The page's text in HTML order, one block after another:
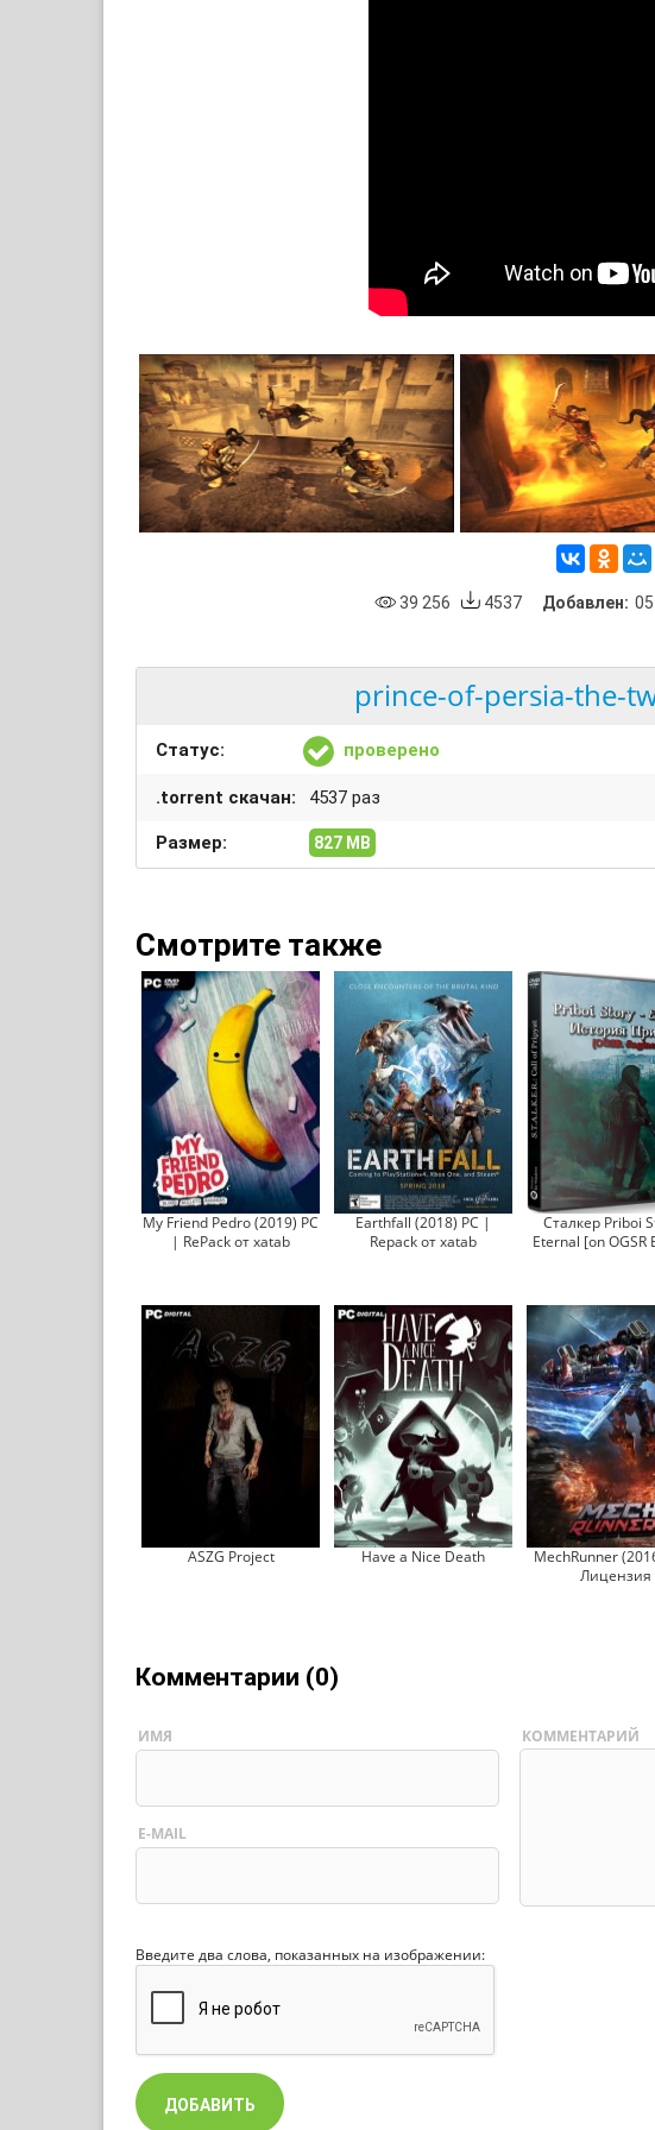
39 256 4537 Добавлен:
prince-of-persia-the-
Статус: проверено
.torrent скачан: 4537 раз
Размер: 827 MB
Смотрите также
My Friend Pedro (2019) PC
| RePack от xatab
Earthfall (2018) PC |
Repack от xatab
Сталкер Priboi
Eternal [on OGSR
ASZG Project Have a Nice Death
MechRunner
Лицензия
Комментарии (0)
ИМЯ
E-MAIL
КОММЕНТАРИЙ
Введите два слова, показанных на изображении: